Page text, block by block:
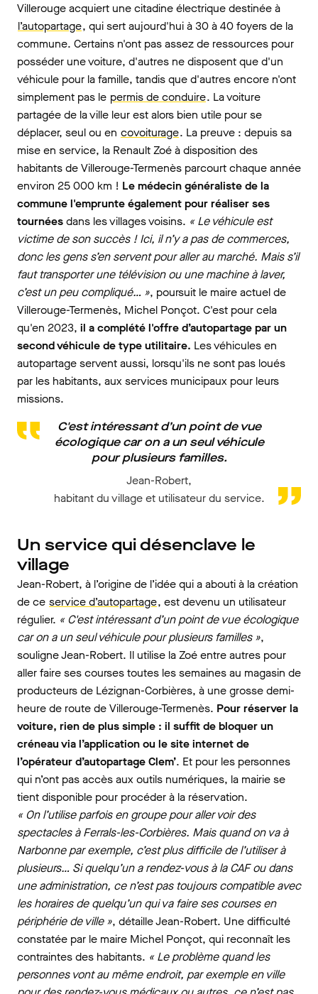
Villerouge acquiert une citadine électrique destinée à
l’autopartage, qui sert aujourd'hui à 30 à 40 foyers de la
commune. Certains n'ont pas assez de ressources pour
posséder une voiture, d'autres ne disposent que d'un
véhicule pour la famille, tandis que d'autres encore n'ont
simplement pas le permis de conduire. La voiture
partagée de la ville leur est alors bien utile pour se
déplacer, seul ou en covoiturage. La preuve : depuis sa
mise en service, la Renault Zoé à disposition des
habitants de Villerouge-Termenès parcourt chaque année
environ 25 000 km ! Le médecin généraliste de la
commune l'emprunte également pour réaliser ses
tournéesdans les villages voisins. « Le véhicule est
victime de son succès ! Ici, il n’y a pas de commerces,
donc les gens s’en servent pour aller au marché. Mais s’il
faut transporter une télévision ou une machine à laver,
c’est un peu compliqué… », poursuit le maire actuel de
Villerouge-Termenès, Michel Ponçot. C'est pour cela
qu'en 2023, il a complété l'offre d’autopartage par un
second véhicule de type utilitaire. Les véhicules en
autopartage servent aussi, lorsqu'ils ne sont pas loués
par les habitants, aux services municipaux pour leurs
missions.
C'est intéressant d’un point de vue
écologique car on a un seul véhicule
pour plusieurs familles.
Jean-Robert,
habitant du village et utilisateur du service.
Un service qui désenclave le
village
Jean-Robert, à l’origine de l’idée qui a abouti à la création
de ce service d’autopartage, est devenu un utilisateur
régulier. « C'est intéressant d’un point de vue écologique
car on a un seul véhicule pour plusieurs familles »,
souligne Jean-Robert. Il utilise la Zoé entre autres pour
aller faire ses courses toutes les semaines au magasin de
producteurs de Lézignan-Corbières, à une grosse demi-
heure de route de Villerouge-Termenès. Pour réserver la
voiture, rien de plus simple : il suffit de bloquer un
créneau via l’application ou le site internet de
l’opérateur d’autopartage Clem’. Et pour les personnes
qui n’ont pas accès aux outils numériques, la mairie se
tient disponible pour procéder à la réservation.
« On l’utilise parfois en groupe pour aller voir des
spectacles à Ferrals-les-Corbières. Mais quand on va à
Narbonne par exemple, c’est plus difficile de l’utiliser à
plusieurs… Si quelqu’un a rendez-vous à la CAF ou dans
une administration, ce n’est pas toujours compatible avec
les horaires de quelqu’un qui va faire ses courses en
périphérie de ville », détaille Jean-Robert. Une difficulté
constatée par le maire Michel Ponçot, qui reconnaît les
contraintes des habitants. « Le problème quand les
personnes vont au même endroit, par exemple en ville